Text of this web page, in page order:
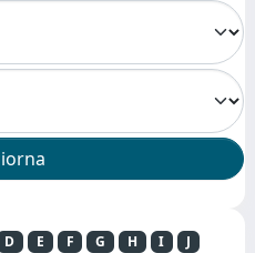
D E F G H I
J